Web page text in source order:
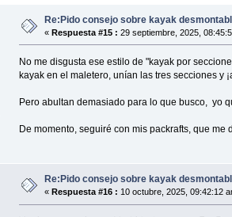
Re:Pido consejo sobre kayak
« Respuesta #15 : 29 septiembre, 2025,
No me disgusta ese estilo de "kayak por
kayak en el maletero, unían las tres secciones y
Pero abultan demasiado para lo que busco, yo
De momento, seguiré con mis packrafts, que me
Re:Pido consejo sobre kayak
« Respuesta #16 : 10 octubre, 2025, 09:42:12